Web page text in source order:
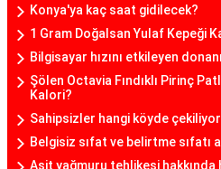
Konya'ya kaç saat gidilecek?
1 Gram Doğalsan Yulaf Kepeği
Bilgisayar hızını etkileyen
Şölen Octavia Fındıklı Pirinç
Kalori?
Sahipsizler hangi köyde
Belgisiz sıfat ve belirtme sıfatı
Asit yağmuru tehlikesi hakkında